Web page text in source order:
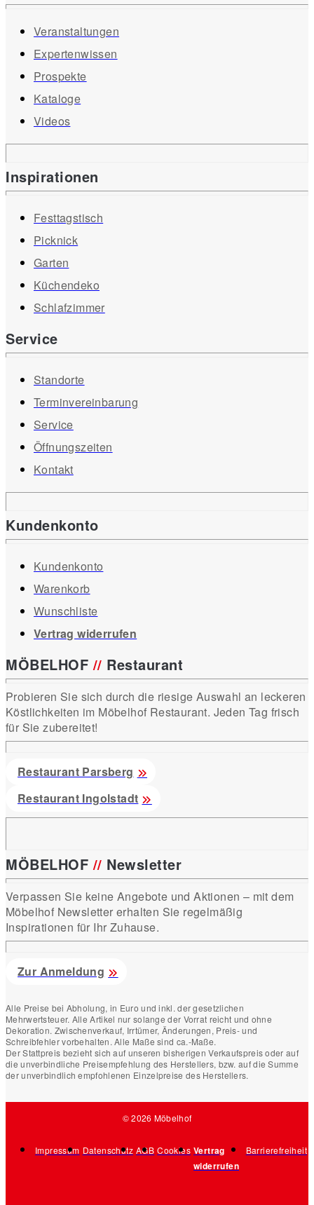
Veranstaltungen
Expertenwissen
Prospekte
Kataloge
Videos
Inspirationen
Festtagstisch
Picknick
Garten
Küchendeko
Schlafzimmer
Service
Standorte
Terminvereinbarung
Service
Öffnungszeiten
Kontakt
Kundenkonto
Kundenkonto
Warenkorb
Wunschliste
Vertrag widerrufen
MÖBELHOF // Restaurant
Probieren Sie sich durch die riesige Auswahl an leckeren
Köstlichkeiten im Möbelhof Restaurant. Jeden Tag frisch
für Sie zubereitet!
Restaurant Parsberg
Restaurant Ingolstadt
MÖBELHOF // Newsletter
Verpassen Sie keine Angebote und Aktionen – mit dem
Möbelhof Newsletter erhalten Sie regelmäßig
Inspirationen für Ihr Zuhause.
Zur Anmeldung
Alle Preise bei Abholung, in Euro und inkl. der gesetzlichen
Mehrwertsteuer. Alle Artikel nur solange der Vorrat reicht und ohne
Dekoration. Zwischenverkauf, Irrtümer, Änderungen, Preis- und
Schreibfehler vorbehalten. Alle Maße sind ca.-Maße.
Der Stattpreis bezieht sich auf unseren bisherigen Verkaufspreis oder auf
die unverbindliche Preisempfehlung des Herstellers, bzw. auf die Summe
der unverbindlich empfohlenen Einzelpreise des Herstellers.
© 2026 Möbelhof
Impressum Datenschutz AGB Cookies Vertrag
widerrufen
Barrierefreiheit